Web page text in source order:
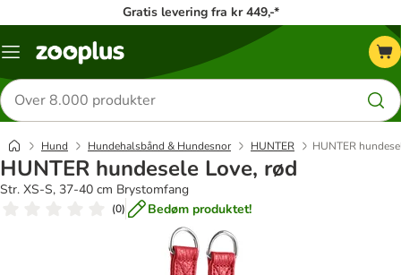
Gratis levering fra kr 449,-*
Menu
Søg
efter
produkter
Hund Hundehalsbånd & Hundesnor HUNTER HUNTER
HUNTER hundesele Love, rød
Str. XS-S, 37-40 cm Brystomfang
(0) Bedøm produktet!